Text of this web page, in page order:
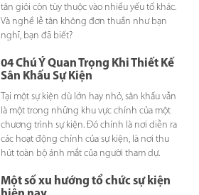
tân giỏi còn tùy thuộc vào nhiều yếu tố khác.
Và nghề lễ tân không đơn thuần như bạn
nghĩ, bạn đã biết?
04 Chú Ý Quan Trọng Khi Thiết Kế
Sân Khấu Sự Kiện
Tại một sự kiện dù lớn hay nhỏ, sân khấu vẫn
là một trong những khu vực chính của một
chương trình sự kiện. Đó chính là nơi diễn ra
các hoạt động chính của sự kiện, là nơi thu
hút toàn bộ ánh mắt của người tham dự.
Một số xu hướng tổ chức sự kiện